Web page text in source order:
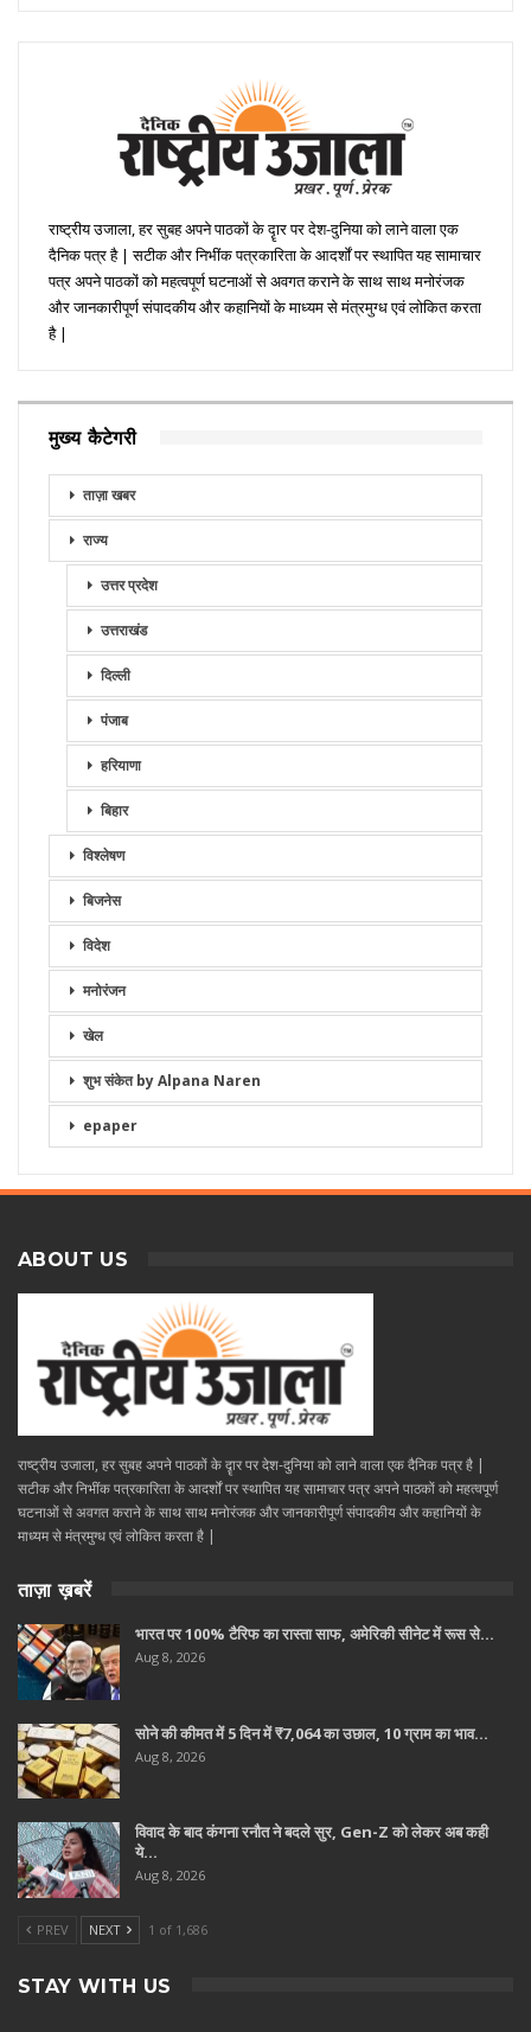
राष्ट्रीय उजाला, हर सुबह अपने पाठकों के दॄार पर देश-दुनिया को लाने वाला एक
दैनिक पत्र है | सटीक और निभींक पत्रकारिता के आदर्शों पर स्थापित यह सामाचार
पत्र अपने पाठकों को महत्वपूर्ण घटनाओं से अवगत कराने के साथ साथ मनोरंजक
और जानकारीपूर्ण संपादकीय और कहानियों के माध्यम से मंत्रमुग्ध एवं लोकित करता
है |
मुख्य कैटेगरी
ताज़ा खबर
राज्य
उत्तर प्रदेश
उत्तराखंड
दिल्ली
पंजाब
हरियाणा
बिहार
विश्लेषण
बिजनेस
विदेश
मनोरंजन
खेल
शुभ संकेत by Alpana Naren
epaper
ABOUT US
राष्ट्रीय उजाला, हर सुबह अपने पाठकों के दॄार पर देश-दुनिया को लाने वाला एक दैनिक पत्र है |
सटीक और निभींक पत्रकारिता के आदर्शों पर स्थापित यह सामाचार पत्र अपने पाठकों को महत्वपूर्ण
घटनाओं से अवगत कराने के साथ साथ मनोरंजक और जानकारीपूर्ण संपादकीय और कहानियों के
माध्यम से मंत्रमुग्ध एवं लोकित करता है |
ताज़ा ख़बरें
भारत पर 100% टैरिफ का रास्ता साफ, अमेरिकी सीनेट में रूस से…
Aug 8, 2026
सोने की कीमत में 5 दिन में ₹7,064 का उछाल, 10 ग्राम का भाव…
Aug 8, 2026
विवाद के बाद कंगना रनौत ने बदले सुर, Gen-Z को लेकर अब कही
ये…
Aug 8, 2026
PREV NEXT 1 of 1,686
STAY WITH US